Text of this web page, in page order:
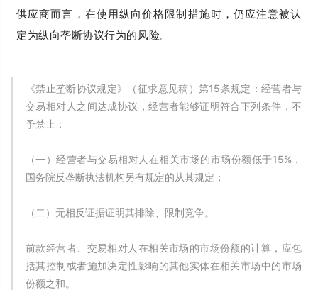
供应商而言，在使用纵向价格限制措施时，仍应注意被认
定为纵向垄断协议行为的风险。
《禁止垄断协议规定》（征求意见稿）第15条规定：经营者与
交易相对人之间达成协议，经营者能够证明符合下列条件，不
予禁止：
（一）经营者与交易相对人在相关市场的市场份额低于15%，
国务院反垄断执法机构另有规定的从其规定；
（二）无相反证据证明其排除、限制竞争。
前款经营者、交易相对人在相关市场的市场份额的计算，应包
括其控制或者施加决定性影响的其他实体在相关市场中的市场
份额之和。